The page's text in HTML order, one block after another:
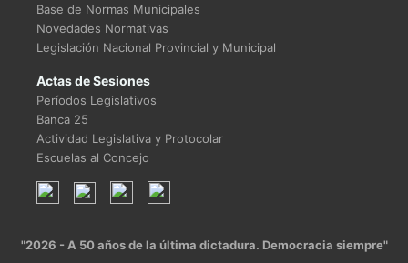
Base de Normas Municipales
Novedades Normativas
Legislación Nacional Provincial y Municipal
Actas de Sesiones
Períodos Legislativos
Banca 25
Actividad Legislativa y Protocolar
Escuelas al Concejo
"2026 - A 50 años de la última dictadura. Democracia siempre"